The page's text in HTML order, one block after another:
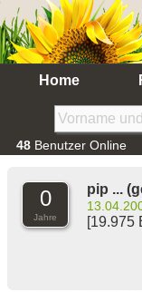
Home
48 Benutzer Online
0
Jahre
pip ...
[19.975